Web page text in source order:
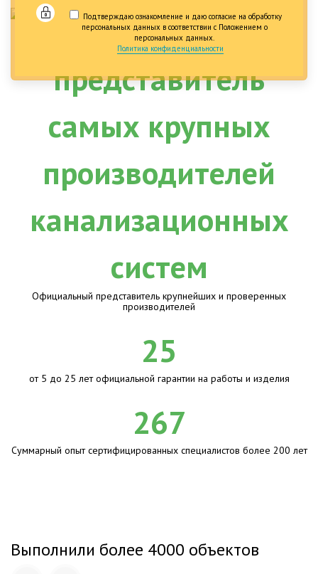
Подтверждаю ознакомление и даю согласие на обработку
персональных данных в соответствии с Положением о
персональных данных.
Политика конфиденциальности
Официальный представитель крупнейших и проверенных
производителей
25
от 5 до 25 лет официальной гарантии на работы и изделия
267
Суммарный опыт сертифицированных специалистов более 200 лет
Выполнили более 4000 объектов